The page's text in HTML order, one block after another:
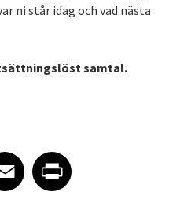
ni står idag och vad nästa
samtal.
article on Email
EmailShare article on Print